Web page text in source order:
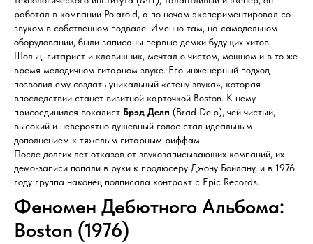
работал в компании Polaroid, а по ночам экспериментировал со
звуком в собственном подвале. Именно там, на самодельном
оборудовании, были записаны первые демки будущих хитов.
Шольц, гитарист и клавишник, мечтал о чистом, мощном и в то же
время мелодичном гитарном звуке. Его инженерный подход
позволил ему создать уникальный «стену звука», которая
впоследствии станет визитной карточкой Boston. К нему
присоединился вокалист Брэд Делп (Brad Delp), чей чистый,
высокий и невероятно душевный голос стал идеальным
дополнением к тяжелым гитарным риффам.
После долгих лет отказов от звукозаписывающих компаний, их
демо-записи попали в руки к продюсеру Джону Бойлану, и в 1976
году группа наконец подписала контракт с Epic Records.
Феномен Дебютного Альбома:
Boston (1976)